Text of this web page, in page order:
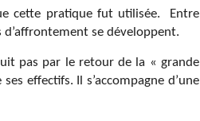
cette pratique fut utilisée.
Entre
se développent.
pas par le retour de la « grande
effectifs. Il s’accompagne d’une